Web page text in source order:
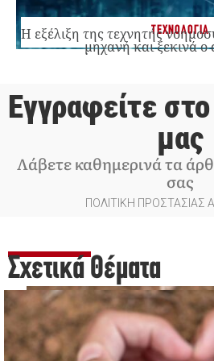
ΤΕΧΝΟΛΟΓΙΑ
Η εξέλιξη της τεχνητής
μηχανή και ξεκινά
Εγγραφείτε
μας
Λάβετε καθημερινά τα
σας
ΠΟΛΙΤΙΚΗ
Σχετικά Θέματα